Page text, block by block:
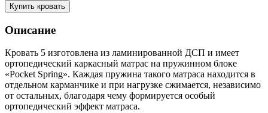
Купить кровать
Описание
Кровать 5 изготовлена из ламинированной ДСП и имеет
ортопедический каркасный матрас на пружинном блоке
«Pocket Spring». Каждая пружина такого матраса находится в
отдельном карманчике и при нагрузке сжимается, независимо
от остальных, благодаря чему формируется особый
ортопедический эффект матраса.